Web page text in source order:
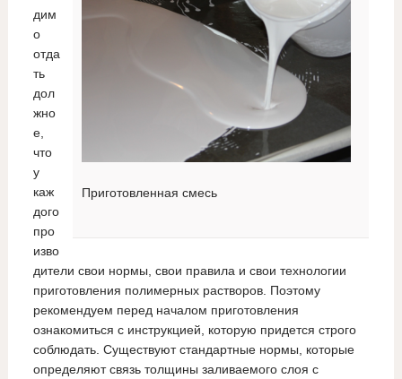
Приготовленная смесь
дим
о
отда
ть
дол
жно
е,
что
у
каж
дого
про
изво
дители свои нормы, свои правила и свои технологии
приготовления полимерных растворов. Поэтому
рекомендуем перед началом приготовления
ознакомиться с инструкцией, которую придется строго
соблюдать. Существуют стандартные нормы, которые
определяют связь толщины заливаемого слоя с